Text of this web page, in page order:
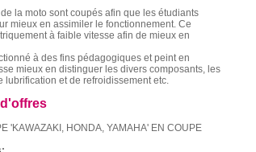
la moto sont coupés afin que les étudiants
mieux en assimiler le fonctionnement. Ce
à faible vitesse afin de mieux en
à des fins pédagogiques et peint en
mieux en distinguer les divers composants, les
et de refroidissement etc.
'KAWAZAKI, HONDA, YAMAHA' EN COUPE